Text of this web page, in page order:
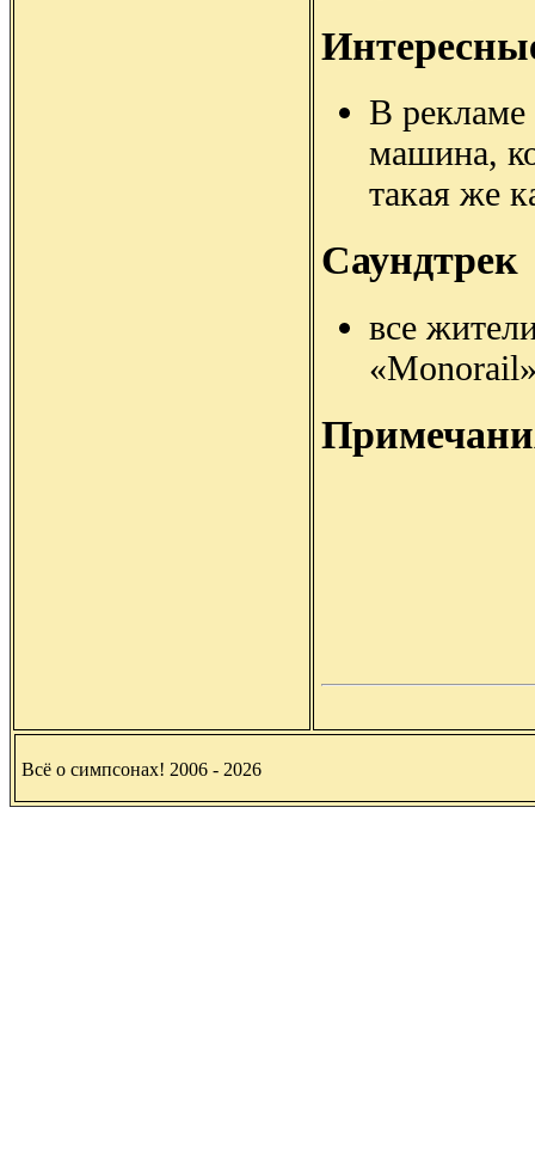
В рекламе
машина,
такая же
Саундтрек
все
Всё о симпсонах! 2006 - 2026